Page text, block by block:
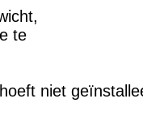
te
niet